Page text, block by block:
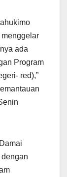
ada
Program
red),”